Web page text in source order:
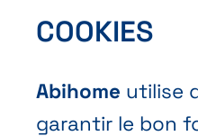
Contact
COOKIES
Abihome utilise
garantir le bon